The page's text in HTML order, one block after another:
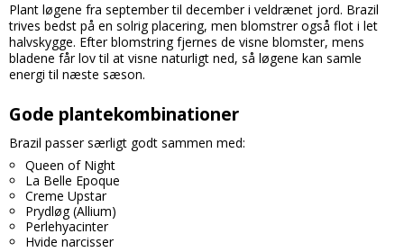
Plant løgene fra september til december i veldrænet jord. Brazil
trives bedst på en solrig placering, men blomstrer også flot i let
halvskygge. Efter blomstring fjernes de visne blomster, mens
bladene får lov til at visne naturligt ned, så løgene kan samle
energi til næste sæson.
Gode plantekombinationer
Brazil passer særligt godt sammen med:
Queen of Night
La Belle Epoque
Creme Upstar
Prydløg (Allium)
Perlehyacinter
Hvide narcisser